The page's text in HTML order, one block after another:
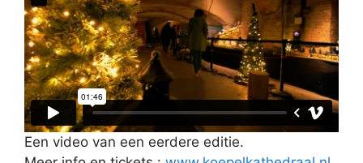
Een video van een eerdere editie.